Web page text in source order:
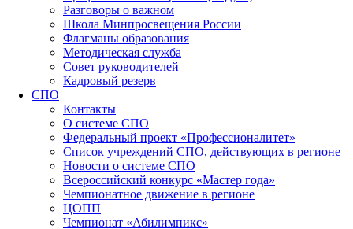
Разговоры о важном
Школа Минпросвещения России
Флагманы образования
Методическая служба
Совет руководителей
Кадровый резерв
СПО
Контакты
О системе СПО
Федеральный проект «Профессионалитет»
Список учреждений СПО, действующих в регионе
Новости о системе СПО
Всероссийский конкурс «Мастер года»
Чемпионатное движение в регионе
ЦОПП
Чемпионат «Абилимпикс»